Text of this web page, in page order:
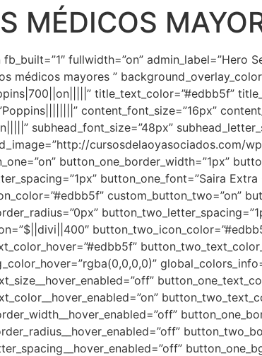
MÉDICOS
fullwidth=”on” admin_label=”Hero
médicos mayores ”
title_text_color=”#edbb5f”
content_font_size=”16px”
subhead_font_size=”48px”
cursosdelaoyasociados.com/
button_one_border_width=”1px”
button_one_font=”Saira
custom_button_two=”on”